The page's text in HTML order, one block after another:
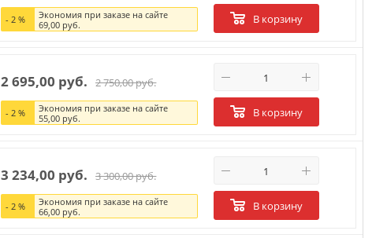
- 2%
Экономия при заказе на сайте
69,00 руб.
В корзину
2 695,00 руб. 2 750,00 руб.
- 2%
Экономия при заказе на сайте
55,00 руб.
В корзину
3 234,00 руб. 3 300,00 руб.
- 2%
Экономия при заказе на сайте
66,00 руб.
В корзину